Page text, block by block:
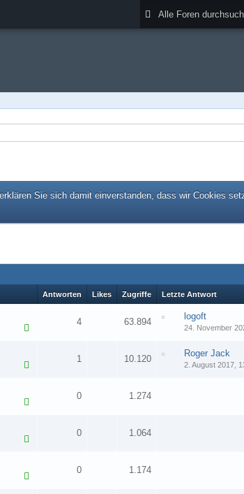
Sie sich damit einverstanden, dass wir Cookies
Antworten Likes Zugriffe Letzte Antwort
4 63.894
logoft
24. November
1 10.120
Roger Jack
2. August 2017,
0 1.274
0 1.064
0 1.174